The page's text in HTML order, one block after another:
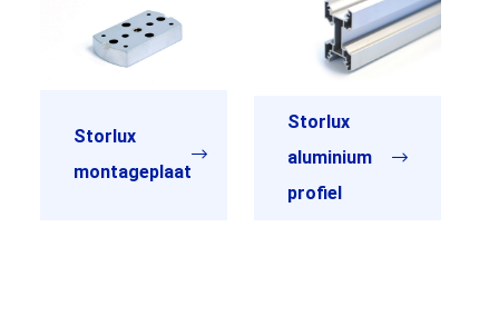
Storlux
montageplaat
Storlux
aluminium
profiel